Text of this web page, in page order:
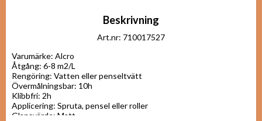
Beskrivning
Art.nr: 710017527
Varumärke: Alcro
Åtgång: 6-8 m2/L
Rengöring: Vatten eller penseltvätt
Övermålningsbar: 10h
Klibbfri: 2h
Applicering: Spruta, pensel eller roller
Glansvärde: Matt